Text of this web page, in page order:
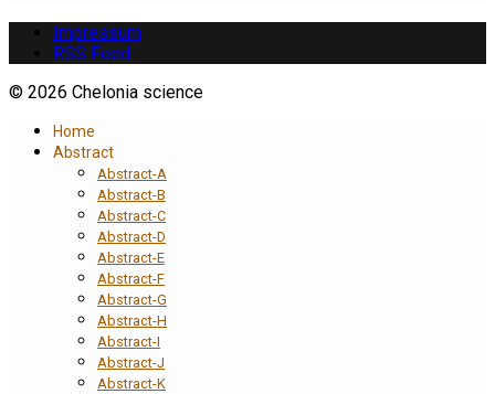
Impressum
RSS Feed
© 2026 Chelonia science
Home
Abstract
Abstract-A
Abstract-B
Abstract-C
Abstract-D
Abstract-E
Abstract-F
Abstract-G
Abstract-H
Abstract-I
Abstract-J
Abstract-K